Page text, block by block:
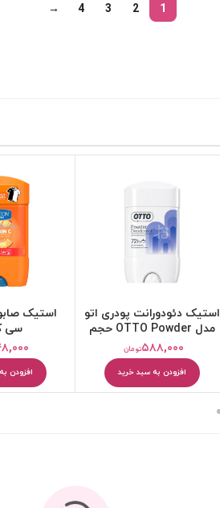
1
2
3
4
→
استیک دئودورانت پودری اتو
مدل OTTO Powder حجم
40 میلی لیتر
تومان۵۸۸,۰۰۰
افزودن به سبد خرید
استیک
سی
افزودن